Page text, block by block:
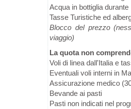
Acqua in bottiglia
Tasse Turistiche ed
Blocco del prezzo
viaggio)
La quota non
Voli di linea dall'Italia e
Eventuali voli interni in
Assicurazione medico
Bevande ai pasti
Pasti non indicati nel